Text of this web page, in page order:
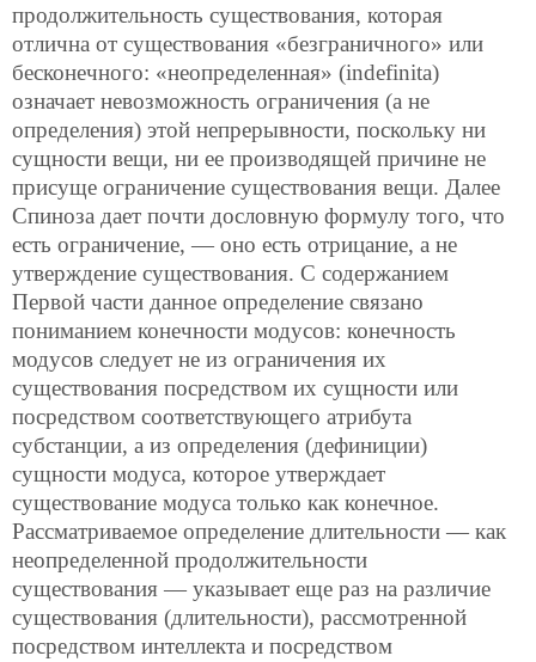
продолжительность существования, которая
отлична от существования «безграничного» или
бесконечного: «неопределенная» (indefinita)
означает невозможность ограничения (а не
определения) этой непрерывности, поскольку ни
сущности вещи, ни ее производящей причине не
присуще ограничение существования вещи. Далее
Спиноза дает почти дословную формулу того, что
есть ограничение, — оно есть отрицание, а не
утверждение существования. С содержанием
Первой части данное определение связано
пониманием конечности модусов: конечность
модусов следует не из ограничения их
существования посредством их сущности или
посредством соответствующего атрибута
субстанции, а из определения (дефиниции)
сущности модуса, которое утверждает
существование модуса только как конечное.
Рассматриваемое определение длительности — как
неопределенной продолжительности
существования — указывает еще раз на различие
существования (длительности), рассмотренной
посредством интеллекта и посредством